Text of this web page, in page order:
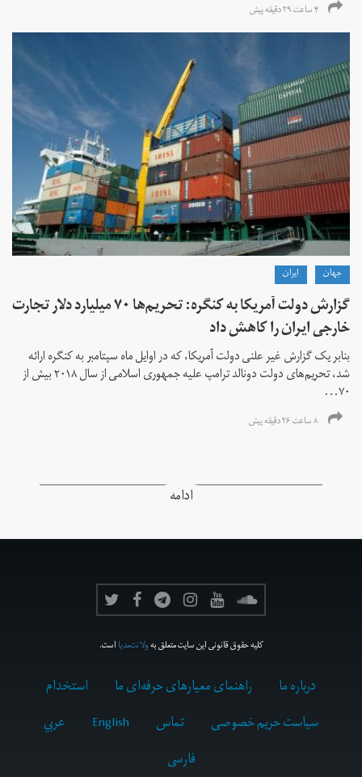
۴ ساعت ۲۹ دقیقه پیش
جهان ايران
گزارش دولت آمریکا به کنگره: تحریم‌ها ۷۰ میلیارد دلار تجارت
خارجی ایران را کاهش داد
بنابر یک گزارش غیر علنی دولت آمریکا، که در اوایل ماه سپتامبر به کنگره ارائه
شد، تحریم‌های دولت دونالد ترامپ علیه جمهوری اسلامی از سال ۲۰۱۸ بیش از
۷۰...
۸ ساعت ۲۶ دقیقه پیش
ادامه
کلیه حقوق قانونی این سایت متعلق بهولانت‌مدیااست.
درباره ما راهنمای معیارهای حرفه‌ای ما
استخدام
سیاست حریم خصوصی
تماس English
عربي
فارسى